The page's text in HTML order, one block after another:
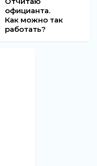
официанта.
Как можно так
работать?